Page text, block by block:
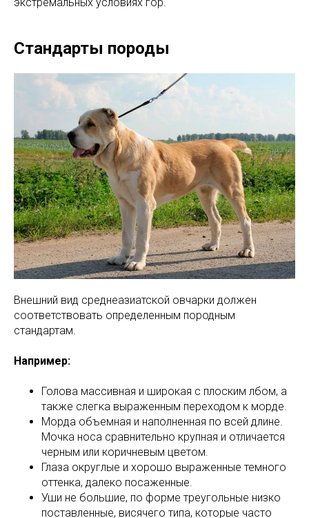
Стандарты породы
Внешний вид среднеазиатской овчарки должен
соответствовать определенным породным
стандартам.
Например:
Голова массивная и широкая с плоским лбом, а
также слегка выраженным переходом к морде.
Морда объемная и наполненная по всей длине.
Мочка носа сравнительно крупная и отличается
черным или коричневым цветом.
Глаза округлые и хорошо выраженные темного
оттенка, далеко посаженные.
Уши не большие, по форме треугольные низко
поставленные, висячего типа, которые часто